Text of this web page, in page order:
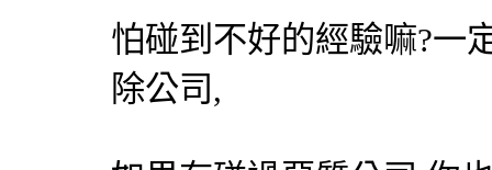
怕碰到不好的經驗嘛?一
除公司,